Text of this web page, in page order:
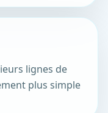
lignes de
plus simple